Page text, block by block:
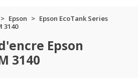
Epson
Epson EcoTank Series
3140
Epson
3140